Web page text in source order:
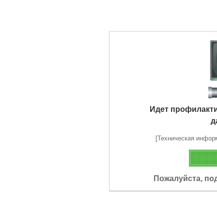
Идет
[Техническая
Пожалуйста,